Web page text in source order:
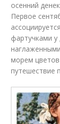
осенний
Первое
фартучками у
морем
путешествие